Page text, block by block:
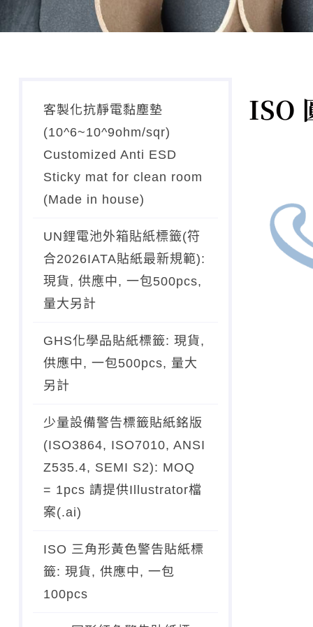
客製化抗靜電黏塵墊
(10^6~10^9ohm/sqr)
Customized Anti ESD
Sticky mat for clean room
(Made in house)
UN鋰電池外箱貼紙標籤(符
合2026IATA貼紙最新規範):
現貨, 供應中, 一包500pcs,
量大另計
GHS化學品貼紙標籤: 現貨,
供應中, 一包500pcs, 量大
另計
少量設備警告標籤貼紙銘版
(ISO3864, ISO7010, ANSI
Z535.4, SEMI S2): MOQ
= 1pcs 請提供Illustrator檔
案(.ai)
ISO 三角形黃色警告貼紙標
籤: 現貨, 供應中, 一包
100pcs
ISO